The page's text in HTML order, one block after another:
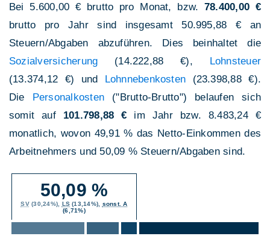
Bei 5.600,00 € brutto pro Monat, bzw. 78.400,00 €
brutto pro Jahr sind insgesamt 50.995,88 € an
Steuern/Abgaben abzuführen. Dies beinhaltet die
Sozialversicherung (14.222,88 €),
Lohnsteuer
(13.374,12 €) und
Lohnnebenkosten (23.398,88 €).
Die
Personalkosten ("Brutto-Brutto") belaufen sich
somit auf 101.798,88 € im Jahr bzw. 8.483,24 €
monatlich, wovon 49,91 % das Netto-Einkommen des
Arbeitnehmers und 50,09 % Steuern/Abgaben sind.
50,09 %
SV(30,24%), LS (13,14%), sonst. A
(6,71%)